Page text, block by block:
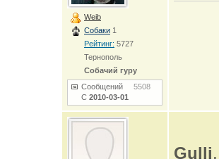
Weib
Собаки 1
Рейтинг: 5727
Тернополь
Собачий гуру
Сообщений 5508
С 2010-03-01
Gulli